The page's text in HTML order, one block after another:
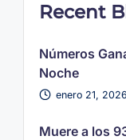
Recent
Números
Noche
enero 21, 2026
Muere a los